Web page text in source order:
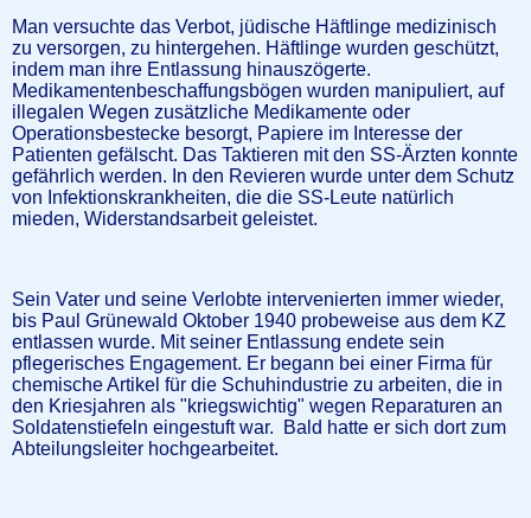
Man versuchte das Verbot, jüdische Häftlinge medizinisch
zu versorgen, zu hintergehen. Häftlinge wurden geschützt,
indem man ihre Entlassung hinauszögerte.
Medikamentenbeschaffungsbögen wurden manipuliert, auf
illegalen Wegen zusätzliche Medikamente oder
Operationsbestecke besorgt, Papiere im Interesse der
Patienten gefälscht. Das Taktieren mit den SS-Ärzten konnte
gefährlich werden. In den Revieren wurde unter dem Schutz
von Infektionskrankheiten, die die SS-Leute natürlich
mieden, Widerstandsarbeit geleistet.
Sein Vater und seine Verlobte intervenierten immer wieder,
bis Paul Grünewald Oktober 1940 probeweise aus dem KZ
entlassen wurde. Mit seiner Entlassung endete sein
pflegerisches Engagement. Er begann bei einer Firma für
chemische Artikel für die Schuhindustrie zu arbeiten, die in
den Kriesjahren als "kriegswichtig" wegen Reparaturen an
Soldatenstiefeln eingestuft war. Bald hatte er sich dort zum
Abteilungsleiter hochgearbeitet.